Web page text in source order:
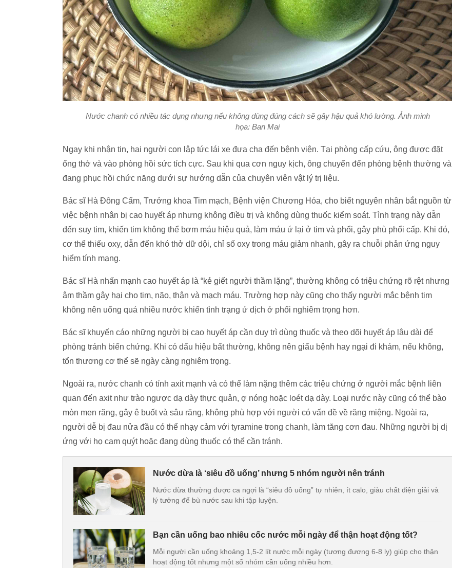
Nước chanh có nhiều tác dụng nhưng nếu không dùng đúng cách sẽ gây hậu quả khó lường. Ảnh minh
họa: Ban Mai
Ngay khi nhận tin, hai người con lập tức lái xe đưa cha đến bệnh viện. Tại phòng cấp cứu, ông được đặt
ống thở và vào phòng hồi sức tích cực. Sau khi qua cơn nguy kịch, ông chuyển đến phòng bệnh thường và
đang phục hồi chức năng dưới sự hướng dẫn của chuyên viên vật lý trị liệu.
Bác sĩ Hà Đông Cẩm, Trưởng khoa Tim mạch, Bệnh viện Chương Hóa, cho biết nguyên nhân bắt nguồn từ
việc bệnh nhân bị cao huyết áp nhưng không điều trị và không dùng thuốc kiểm soát. Tình trạng này dẫn
đến suy tim, khiến tim không thể bơm máu hiệu quả, làm máu ứ lại ở tim và phổi, gây phù phổi cấp. Khi đó,
cơ thể thiếu oxy, dẫn đến khó thở dữ dội, chỉ số oxy trong máu giảm nhanh, gây ra chuỗi phản ứng nguy
hiểm tính mạng.
Bác sĩ Hà nhấn mạnh cao huyết áp là “kẻ giết người thầm lặng”, thường không có triệu chứng rõ rệt nhưng
âm thầm gây hại cho tim, não, thận và mạch máu. Trường hợp này cũng cho thấy người mắc bệnh tim
không nên uống quá nhiều nước khiến tình trạng ứ dịch ở phổi nghiêm trọng hơn.
Bác sĩ khuyến cáo những người bị cao huyết áp cần duy trì dùng thuốc và theo dõi huyết áp lâu dài để
phòng tránh biến chứng. Khi có dấu hiệu bất thường, không nên giấu bệnh hay ngại đi khám, nếu không,
tổn thương cơ thể sẽ ngày càng nghiêm trọng.
Ngoài ra, nước chanh có tính axit mạnh và có thể làm nặng thêm các triệu chứng ở người mắc bệnh liên
quan đến axit như trào ngược dạ dày thực quản, ợ nóng hoặc loét dạ dày. Loại nước này cũng có thể bào
mòn men răng, gây ê buốt và sâu răng, không phù hợp với người có vấn đề về răng miệng. Ngoài ra,
người dễ bị đau nửa đầu có thể nhạy cảm với tyramine trong chanh, làm tăng cơn đau. Những người bị dị
ứng với họ cam quýt hoặc đang dùng thuốc có thể cần tránh.
Nước dừa là ‘siêu đồ uống’ nhưng 5 nhóm người nên tránh
Nước dừa thường được ca ngợi là “siêu đồ uống” tự nhiên, ít calo, giàu chất điện giải và
lý tưởng để bù nước sau khi tập luyện.
Bạn cần uống bao nhiêu cốc nước mỗi ngày để thận hoạt động tốt?
Mỗi người cần uống khoảng 1,5-2 lít nước mỗi ngày (tương đương 6-8 ly) giúp cho thận
hoạt động tốt nhưng một số nhóm cần uống nhiều hơn.